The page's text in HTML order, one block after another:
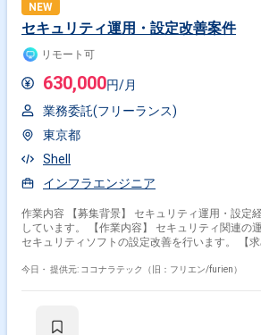
NEW
セキュリティ運用・設定改善案件
リモート可
630,000円/月
業務委託(フリーランス)
東京都
Shell
インフラエンジニア
作業内容 【募集背景】 セキュリティ運用・設定
しています。 【作業内容】 セキュリティ関連の運用作業を担当します。
セキュリティソフトの設定改善を行います。 【求める人物像】 【ポジシ
【開発環境】 Microsoft 365、PowerShellを使用し
今日・ 提供元: ココナラテック（旧：フリエン/furien）
掛け合わせ条件で絞り込む
特徴で絞り込む
PL/SQL × 在宅・リモート
JavaScript
React × 在宅・リモート
バックエンドエンジニア × 在宅・リモー